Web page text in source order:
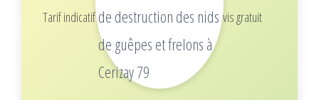
Tarif indicatif pour 1 nid (selon hauteur), devis gratuit